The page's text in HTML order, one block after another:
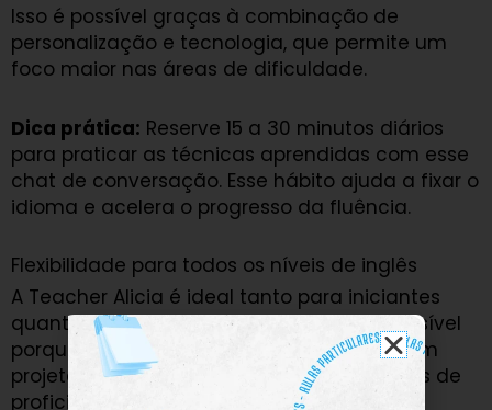
Isso é possível graças à combinação de
personalização e tecnologia, que permite um
foco maior nas áreas de dificuldade.
Dica prática: Reserve 15 a 30 minutos diários
para praticar as técnicas aprendidas com esse
chat de conversação. Esse hábito ajuda a fixar o
idioma e acelera o progresso da fluência.
Flexibilidade para todos os níveis de inglês
A Teacher Alicia é ideal tanto para iniciantes
quanto para alunos avançados. Isso é possível
porque as interfaces de conversação foram
projetadas para atender a diferentes níveis de
proficiência.